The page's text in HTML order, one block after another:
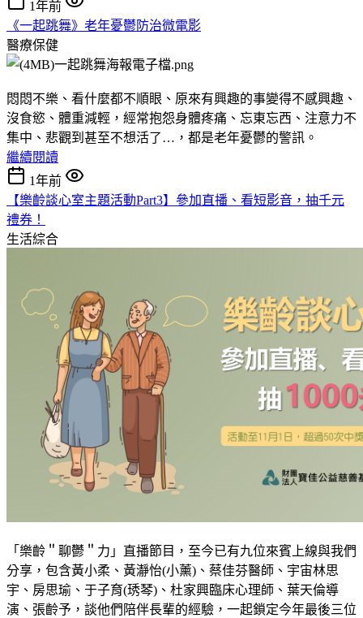
1年前
《一起跳舞》老年憂鬱防治微電影
醫療保健
悶悶不樂、看什麼都不順眼、原來有興趣的事變得不感興趣、
沒食慾、體重減輕，經常抱怨身體疼痛、忘東忘西、注意力不
集中、悲觀到甚至不想活了…，都是老年憂鬱的警訊。
繼續閱讀
1年前
【樂齡談心室主題活動Part3】參加直播、看短影音，抽千元
禮券！
生活綜合
「樂齡＂聊鬱＂力」直播節目，至今已有九位來賓上線與我們
分享，包含黃小柔、黃瀞怡(小薰)、蔡佳芬醫師、宇宙林思
宇、房思瑜、于子育(琇琴)、杜家興臨床心理師、葉天倫導
演、張齡予，談他們陪伴長輩的經驗，一起鎖定今年最後三位